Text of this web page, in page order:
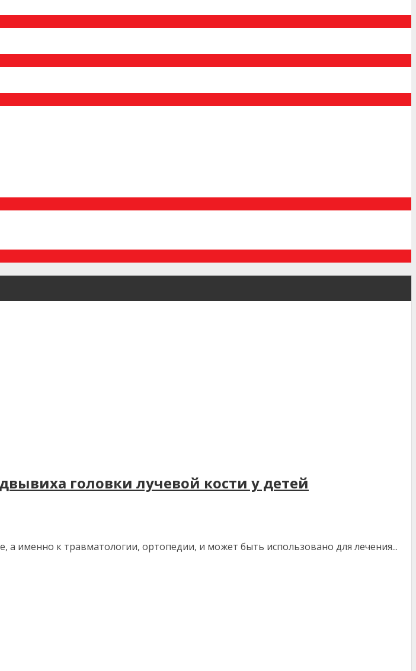
головки лучевой кости у детей
а именно к травматологии, ортопедии, и может быть использовано для лечения...